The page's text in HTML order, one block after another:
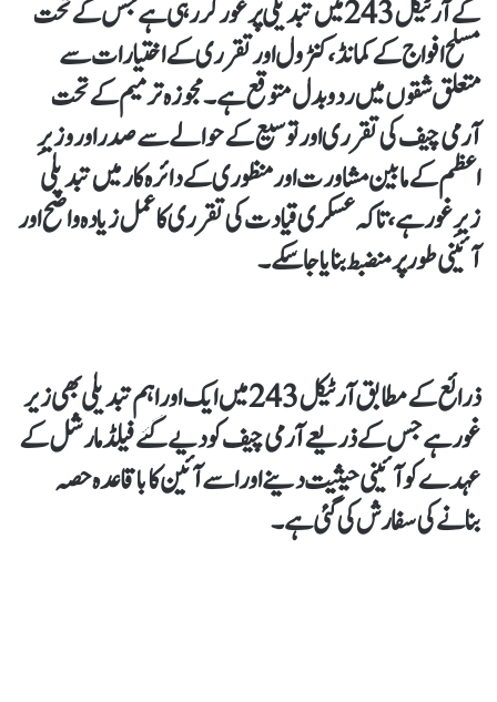
کے آرٹیکل 243 میں تبدیلی پر غور کر رہی ہے جس کے تحت
مسلح افواج کے کمانڈ، کنٹرول اور تقرری کے اختیارات سے
متعلق شقوں میں رد و بدل متوقع ہے۔مجوزہ ترمیم کے تحت
آرمی چیف کی تقرری اور توسیع کے حوالے سے صدر اور وزیرِ
اعظم کے مابین مشاورت اور منظوری کے دائرہ کار میں تبدیلی
زیرِ غور ہے، تاکہ عسکری قیادت کی تقرری کا عمل زیادہ واضح اور
آئینی طور پر منضبط بنایا جا سکے۔
ذرائع کے مطابق آرٹیکل 243 میں ایک اور اہم تبدیلی بھی زیر
غور ہے جس کے ذریعے آرمی چیف کو دیے گئے فیلڈ مارشل کے
عہدے کو آئینی حیثیت دینے اور اسے آئین کا باقاعدہ حصہ
بنانے کی سفارش کی گئی ہے۔